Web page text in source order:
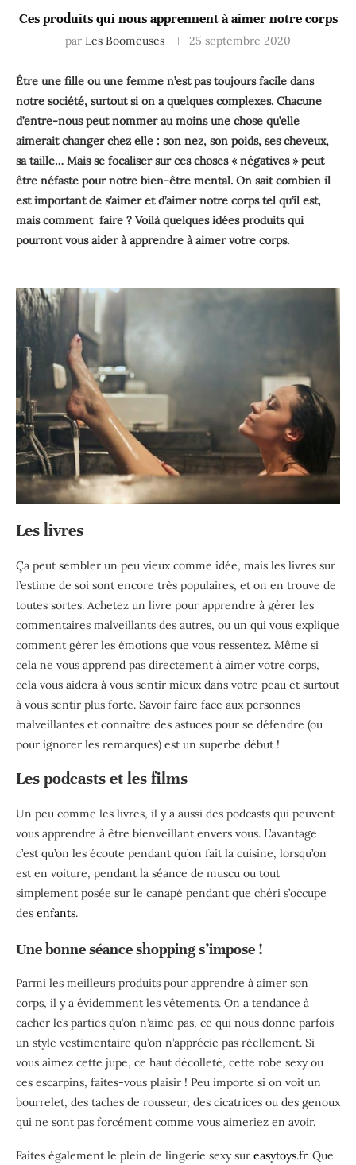
Ces produits qui nous apprennent à aimer notre corps
par Les Boomeuses 25 septembre 2020
Être une fille ou une femme n’est pas toujours facile dans
notre société, surtout si on a quelques complexes. Chacune
d’entre-nous peut nommer au moins une chose qu’elle
aimerait changer chez elle : son nez, son poids, ses cheveux,
sa taille… Mais se focaliser sur ces choses « négatives » peut
être néfaste pour notre bien-être mental. On sait combien il
est important de s’aimer et d’aimer notre corps tel qu’il est,
mais comment faire ? Voilà quelques idées produits qui
pourront vous aider à apprendre à aimer votre corps.
Les livres
Ça peut sembler un peu vieux comme idée, mais les livres sur
l’estime de soi sont encore très populaires, et on en trouve de
toutes sortes. Achetez un livre pour apprendre à gérer les
commentaires malveillants des autres, ou un qui vous explique
comment gérer les émotions que vous ressentez. Même si
cela ne vous apprend pas directement à aimer votre corps,
cela vous aidera à vous sentir mieux dans votre peau et surtout
à vous sentir plus forte. Savoir faire face aux personnes
malveillantes et connaître des astuces pour se défendre (ou
pour ignorer les remarques) est un superbe début !
Les podcasts et les films
Un peu comme les livres, il y a aussi des podcasts qui peuvent
vous apprendre à être bienveillant envers vous. L’avantage
c’est qu’on les écoute pendant qu’on fait la cuisine, lorsqu’on
est en voiture, pendant la séance de muscu ou tout
simplement posée sur le canapé pendant que chéri s’occupe
des enfants.
Une bonne séance shopping s’impose !
Parmi les meilleurs produits pour apprendre à aimer son
corps, il y a évidemment les vêtements. On a tendance à
cacher les parties qu’on n’aime pas, ce qui nous donne parfois
un style vestimentaire qu’on n’apprécie pas réellement. Si
vous aimez cette jupe, ce haut décolleté, cette robe sexy ou
ces escarpins, faites-vous plaisir ! Peu importe si on voit un
bourrelet, des taches de rousseur, des cicatrices ou des genoux
qui ne sont pas forcément comme vous aimeriez en avoir.
Faites également le plein de lingerie sexy sur easytoys.fr. Que